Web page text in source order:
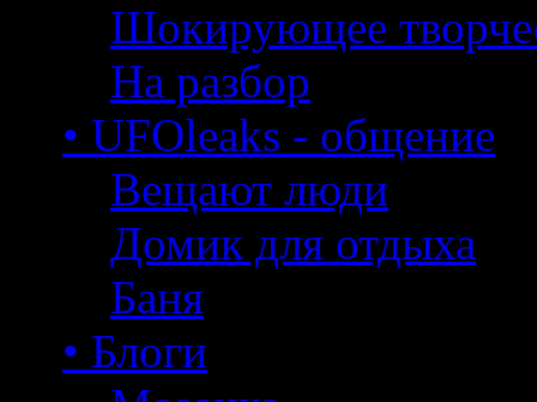
Шокирующее
На разбор
• UFOleaks - общение
Вещают люди
Домик для отдыха
Баня
• Блоги